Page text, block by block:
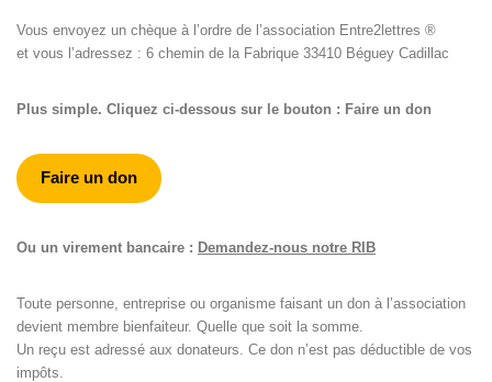
Vous envoyez un chèque à l’ordre de l’association Entre2lettres ®
et vous l’adressez : 6 chemin de la Fabrique 33410 Béguey Cadillac
Plus simple. Cliquez ci-dessous sur le bouton : Faire un don
Faire un don
Ou un virement bancaire : Demandez-nous notre RIB
Toute personne, entreprise ou organisme faisant un don à l’association
devient membre bienfaiteur. Quelle que soit la somme.
Un reçu est adressé aux donateurs. Ce don n’est pas déductible de vos
impôts.